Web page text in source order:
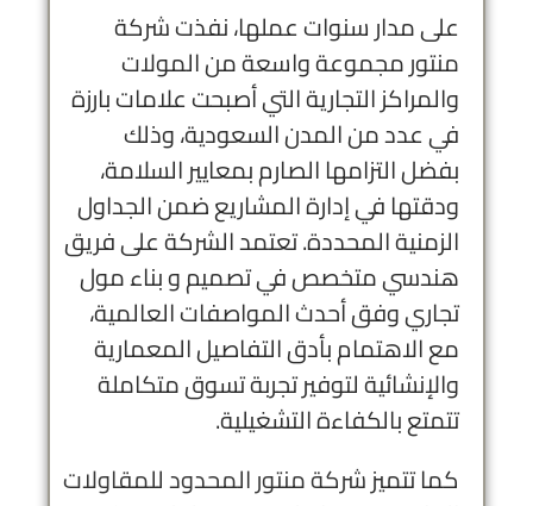
على مدار سنوات عملها، نفذت شركة
منتور مجموعة واسعة من المولات
والمراكز التجارية التي أصبحت علامات بارزة
في عدد من المدن السعودية، وذلك
بفضل التزامها الصارم بمعايير السلامة،
ودقتها في إدارة المشاريع ضمن الجداول
الزمنية المحددة. تعتمد الشركة على فريق
هندسي متخصص في تصميم و بناء مول
تجاري وفق أحدث المواصفات العالمية،
مع الاهتمام بأدق التفاصيل المعمارية
والإنشائية لتوفير تجربة تسوق متكاملة
تتمتع بالكفاءة التشغيلية.
كما تتميزشركة منتور المحدود للمقاولات